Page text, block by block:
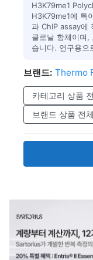
H3K79me1
H3K79me1에 특
과 ChIP assay에
클로날 항체이며,
습니다. 연구용으
브랜드: Thermo
카테고리 상품
브랜드 상품 전